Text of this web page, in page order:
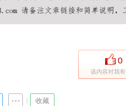
0
该内容对我
收藏